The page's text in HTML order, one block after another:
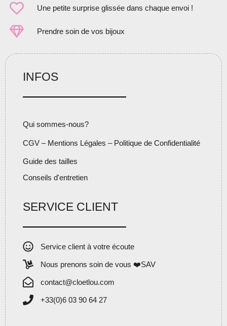
Une petite surprise glissée dans chaque envoi !
Prendre soin de vos bijoux
INFOS
Qui sommes-nous?
CGV – Mentions Légales – Politique de Confidentialité
Guide des tailles
Conseils d'entretien
SERVICE CLIENT
Service client à votre écoute
Nous prenons soin de vous ❤️SAV
contact@cloetlou.com
+33(0)6 03 90 64 27